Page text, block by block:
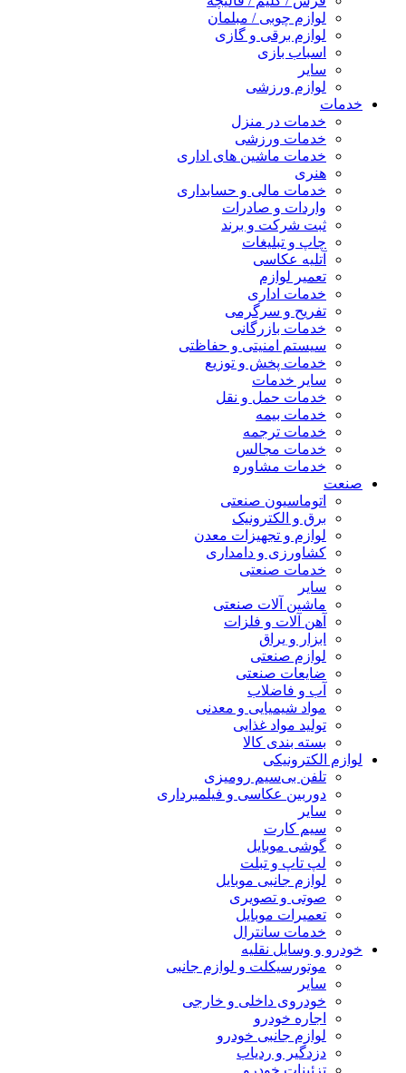
لوازم چوبی / مبلمان
لوازم برقی و گازی
اسباب بازی
سایر
لوازم ورزشی
خدمات
خدمات در منزل
خدمات ورزشی
خدمات ماشین های اداری
هنری
خدمات مالی و حسابداری
واردات و صادرات
ثبت شرکت و برند
چاپ و تبلیغات
آتلیه عکاسی
تعمیر لوازم
خدمات اداری
تفریح و سرگرمی
خدمات بازرگانی
سیستم امنیتی و حفاظتی
خدمات پخش و توزیع
سایر خدمات
خدمات حمل و نقل
خدمات بیمه
خدمات ترجمه
خدمات مجالس
خدمات مشاوره
صنعت
اتوماسیون صنعتی
برق و الکترونیک
لوازم و تجهیزات معدن
کشاورزی و دامداری
خدمات صنعتی
سایر
ماشین آلات صنعتی
آهن آلات و فلزات
ابزار و یراق
لوازم صنعتی
ضایعات صنعتی
آب و فاضلاب
مواد شیمیایی و معدنی
تولید مواد غذایی
بسته بندی کالا
لوازم الکترونیکی
تلفن بی‌سیم رومیزی
دوربین عکاسی و فیلمبرداری
سایر
سیم کارت
گوشی موبایل
لپ تاپ و تبلت
لوازم جانبی موبایل
صوتی و تصویری
تعمیرات موبایل
خدمات سانترال
خودرو و وسایل نقلیه
موتورسیکلت و لوازم جانبی
سایر
خودروی داخلی و خارجی
اجاره خودرو
لوازم جانبی خودرو
دزدگیر و ردیاب